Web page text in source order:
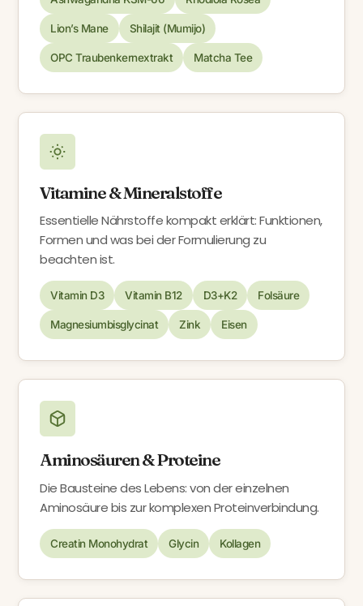
Lion’s Mane Shilajit (Mumijo)
OPC Traubenkernextrakt Matcha Tee
Vitamine & Mineralstoffe
Essentielle Nährstoffe kompakt erklärt: Funktionen,
Formen und was bei der Formulierung zu
beachten ist.
Vitamin D3 Vitamin B12 D3+K2 Folsäure
Magnesiumbisglycinat Zink Eisen
Aminosäuren & Proteine
Die Bausteine des Lebens: von der einzelnen
Aminosäure bis zur komplexen Proteinverbindung.
Creatin Monohydrat Glycin Kollagen